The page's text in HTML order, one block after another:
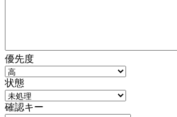
優先度
状態
確認キー